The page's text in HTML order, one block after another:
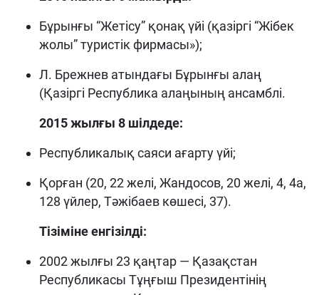
Бұрынғы “Жетісу” қонақ үйі (қазіргі “Жібек
жолы” туристік фирмасы»);
Л. Брежнев атындағы Бұрынғы алаң
(Қазіргі Республика алаңының ансамблі.
2015 жылғы 8 шілдеде:
Республикалық саяси ағарту үйі;
Қорған (20, 22 желі, Жандосов, 20 желі, 4, 4а,
128 үйлер, Тәжібаев көшесі, 37).
Тізіміне енгізілді:
2002 жылғы 23 қаңтар — Қазақстан
Республикасы Тұңғыш Президентінің